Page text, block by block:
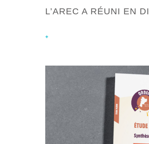
L’AREC A RÉUNI EN
+